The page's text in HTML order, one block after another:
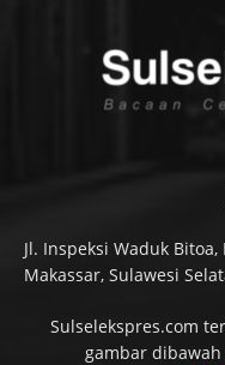
Jl. Inspeksi Waduk
Makassar, Sulawesi
Sulselekspres.com
gambar